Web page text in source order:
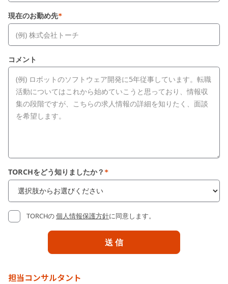
現在のお勤め先*
コメント
TORCHをどう知りましたか？ *
TORCHの個人情報保護方針に同意します。
担当コンサルタント